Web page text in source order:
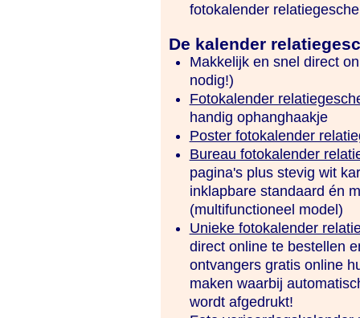
fotokalender
De kalender
Makkelijk en snel direct
nodig!)
Fotokalender
handig ophanghaakje
Poster fotokalender
Bureau fotokalender
pagina's plus stevig wit
inklapbare standaard én
(multifunctioneel model)
Unieke fotokalender
direct online te bestellen
ontvangers gratis online
maken waarbij
wordt afgedrukt!